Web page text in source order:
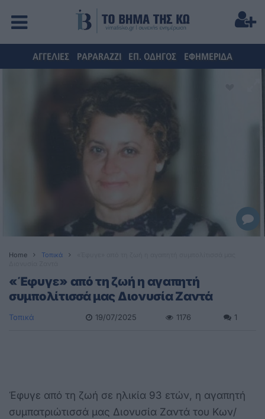
ΑΓΓΕΛΙΕΣ PAPARAZZI ΕΠ. ΟΔΗΓΟΣ ΕΦΗΜΕΡΙΔΑ
Home Τοπικά
«Έφυγε» από τη ζωή η αγαπητή
συμπολίτισσά μας Διονυσία Ζαντά
Τοπικά 19/07/2025 1176 1
Έφυγε από τη ζωή σε ηλικία 93 ετών, η αγαπητή
συμπατριώτισσά μας Διονυσία Ζαντά του Κων/